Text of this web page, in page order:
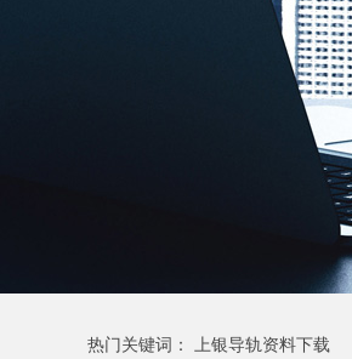
热门关键词： 上银导轨资料下载